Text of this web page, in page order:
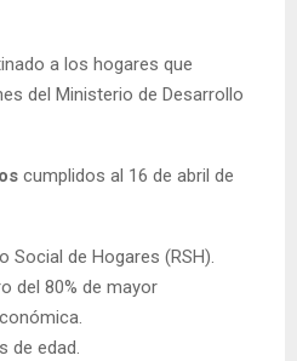
a los hogares que
del Ministerio de Desarrollo
cumplidos al 16 de abril de
Social de Hogares (RSH).
del 80% de mayor
de edad.